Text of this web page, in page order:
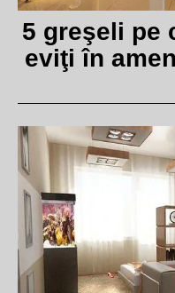
5 greşeli pe
eviţi în